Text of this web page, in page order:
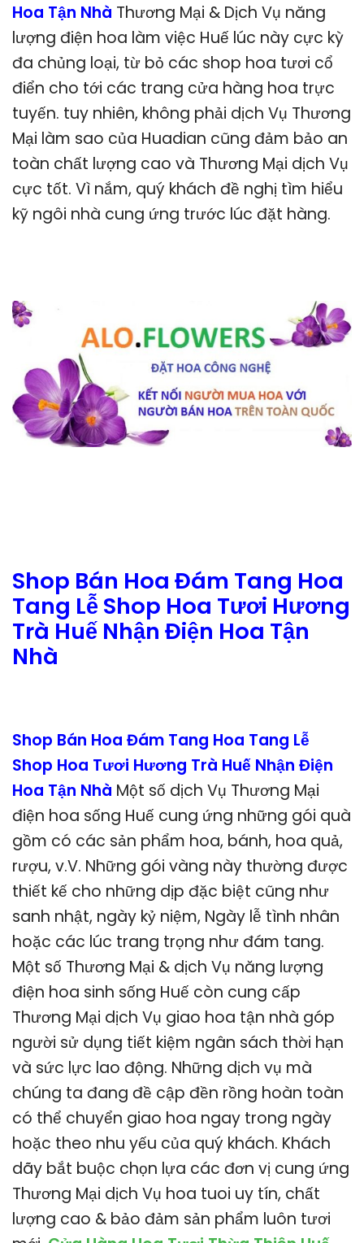
Hoa Tận Nhà Thương Mại & Dịch Vụ năng
lượng điện hoa làm việc Huế lúc này cực kỳ
đa chủng loại, từ bỏ các shop hoa tươi cổ
điển cho tới các trang cửa hàng hoa trực
tuyến. tuy nhiên, không phải dịch Vụ Thương
Mại làm sao của Huadian cũng đảm bảo an
toàn chất lượng cao và Thương Mại dịch Vụ
cực tốt. Vì nắm, quý khách đề nghị tìm hiểu
kỹ ngôi nhà cung ứng trước lúc đặt hàng.
Shop Bán Hoa Đám Tang Hoa
Tang Lễ Shop Hoa Tươi Hương
Trà Huế Nhận Điện Hoa Tận
Nhà
Shop Bán Hoa Đám Tang Hoa Tang Lễ
Shop Hoa Tươi Hương Trà Huế Nhận Điện
Hoa Tận Nhà Một số dịch Vụ Thương Mại
điện hoa sống Huế cung ứng những gói quà
gồm có các sản phẩm hoa, bánh, hoa quả,
rượu, v.V. Những gói vàng này thường được
thiết kế cho những dịp đặc biệt cũng như
sanh nhật, ngày kỷ niệm, Ngày lễ tình nhân
hoặc các lúc trang trọng như đám tang.
Một số Thương Mại & dịch Vụ năng lượng
điện hoa sinh sống Huế còn cung cấp
Thương Mại dịch Vụ giao hoa tận nhà góp
người sử dụng tiết kiệm ngân sách thời hạn
và sức lực lao động. Những dịch vụ mà
chúng ta đang đề cập đền rồng hoàn toàn
có thể chuyển giao hoa ngay trong ngày
hoặc theo nhu yếu của quý khách. Khách
dãy bắt buộc chọn lựa các đơn vị cung ứng
Thương Mại dịch Vụ hoa tuoi uy tín, chất
lượng cao & bảo đảm sản phẩm luôn tươi